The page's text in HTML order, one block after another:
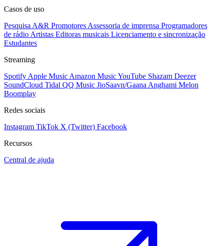
Casos de uso
Pesquisa A&R Promotores Assessoria de imprensa Programadores
de rádio Artistas Editoras musicais Licenciamento e sincronização
Estudantes
Streaming
Spotify Apple Music Amazon MusicYouTube Shazam Deezer
SoundCloud Tidal QQ Music JioSaavn/Gaana Anghami Melon
Boomplay
Redes sociais
Instagram TikTok X (Twitter) Facebook
Recursos
Central de ajuda